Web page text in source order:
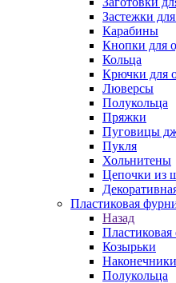
Застежки
Карабины
Кнопки для
Кольца
Крючки для
Люверсы
Полукольца
Пряжки
Пуговицы
Пукля
Хольнитены
Цепочки из
Пластиковая
Назад
Козырьки
Полукольца